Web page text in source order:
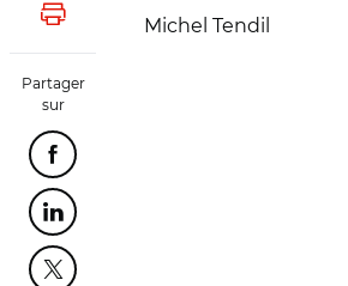
Lancer l'impression
Partager
sur
Partager cette page sur Facebook
Partager cette page sur Linkedin
Partager cette page sur Twitter
Michel Tendil